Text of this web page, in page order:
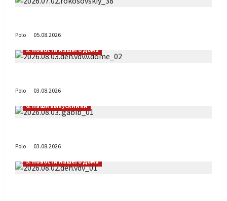
Polo
05.08.2026
5. Новости нашего Дома
Polo
03.08.2026
6. Наши выпускники
Polo
03.08.2026
5. Новости нашего Дома